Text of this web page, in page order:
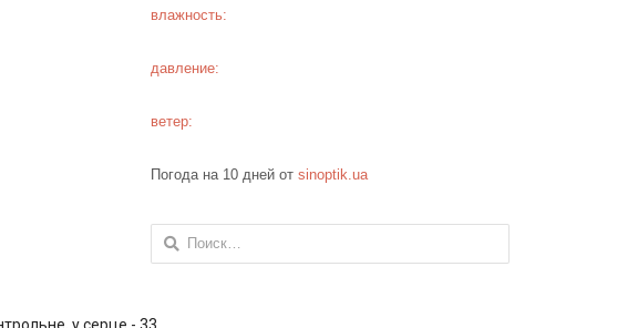
влажность:
давление:
ветер:
Погода на 10 дней отsinoptik.ua
Найти: